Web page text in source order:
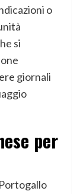
o
si
giornali
per